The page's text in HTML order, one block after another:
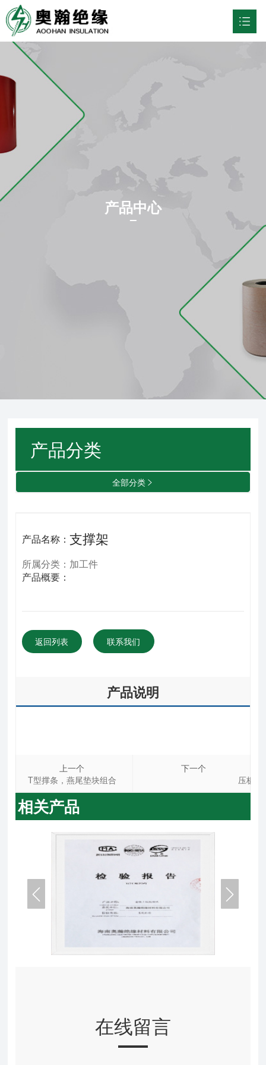
网站首页
关于我们
行业应用
产品中心
新闻资讯
产品中心
产品分类
全部分类
产品名称：支撑架
所属分类：加工件
产品概要：
返回列表 联系我们
产品说明
上一个
T型撑条，燕尾垫块组合
下一个
压板
相关产品
 
在线留言